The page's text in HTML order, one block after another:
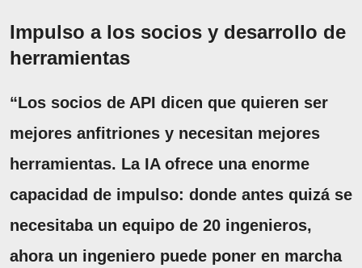
Impulso a los socios y desarrollo de
herramientas
“Los socios de API dicen que quieren ser
mejores anfitriones y necesitan mejores
herramientas. La IA ofrece una enorme
capacidad de impulso: donde antes quizá se
necesitaba un equipo de 20 ingenieros,
ahora un ingeniero puede poner en marcha